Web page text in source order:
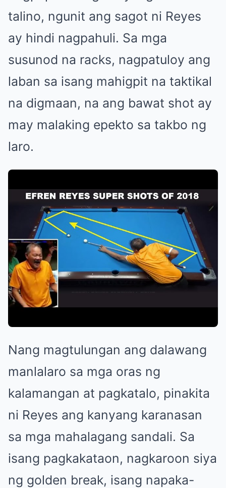
talino, ngunit ang sagot ni Reyes
ay hindi nagpahuli. Sa mga
susunod na racks, nagpatuloy ang
laban sa isang mahigpit na taktikal
na digmaan, na ang bawat shot ay
may malaking epekto sa takbo ng
laro.
Nang magtulungan ang dalawang
manlalaro sa mga oras ng
kalamangan at pagkatalo, pinakita
ni Reyes ang kanyang karanasan
sa mga mahalagang sandali. Sa
isang pagkakataon, nagkaroon siya
ng golden break, isang napaka-